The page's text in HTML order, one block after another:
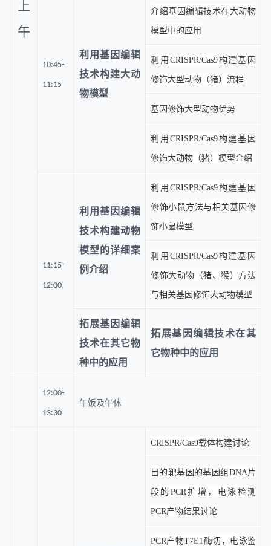
上
午
10:45-
11:15
利用基因编辑
技术构建大动
物模型
介绍基因编辑技术在大动物
模型中的应用
利用CRISPR/Cas9构建基因
修饰大型动物（猪）流程
基因修饰大型动物优势
利用CRISPR/Cas9构建基因
修饰大动物（猪）模型介绍
11:15-
12:00
利用基因编辑
技术构建动物
模型的详细案
例介绍
利用CRISPR/Cas9构建基因
修饰小鼠方法与相关基因修
饰小鼠模型
利用CRISPR/Cas9构建基因
修饰大动物（猪、猴）方法
与相关基因修饰大动物模型
拓展基因编辑
技术在其它物
种中的应用
拓展基因编辑技术在其
它物种中的应用
12:00-
13:30
午饭及午休
CRISPR/Cas9载体构建讨论
目的靶基因的基因组DNA片
段的PCR扩增，电泳检测
PCR产物结果讨论
PCR产物T7E1酶切，电泳鉴